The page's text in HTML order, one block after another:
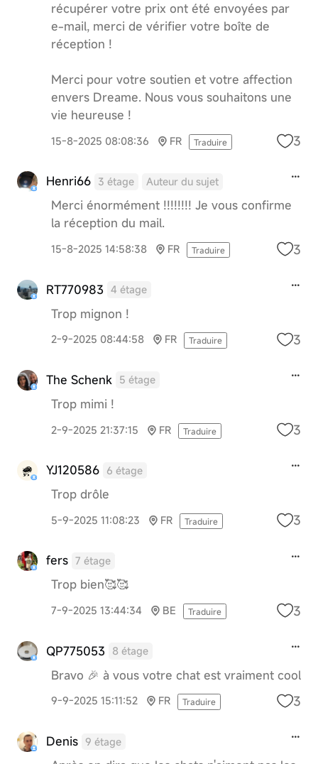
récupérer votre prix ont été envoyées par
e-mail, merci de vérifier votre boîte de
réception !
Merci pour votre soutien et votre affection
envers Dreame. Nous vous souhaitons une
vie heureuse !
15-8-2025 08:08:36 FR Traduire 3
Henri66 3 étage Auteur du sujet
Merci énormément !!!!!!!! Je vous confirme
la réception du mail.
15-8-2025 14:58:38 FR Traduire 3
RT770983 4 étage
Trop mignon !
2-9-2025 08:44:58 FR Traduire 3
The Schenk 5 étage
Trop mimi !
2-9-2025 21:37:15 FR Traduire 3
YJ120586 6 étage
Trop drôle
5-9-2025 11:08:23 FR Traduire 3
fers 7 étage
Trop bien🥰🥰
7-9-2025 13:44:34 BE Traduire 3
QP775053 8 étage
Bravo 🎉 à vous votre chat est vraiment cool
9-9-2025 15:11:52 FR Traduire 3
Denis 9 étage